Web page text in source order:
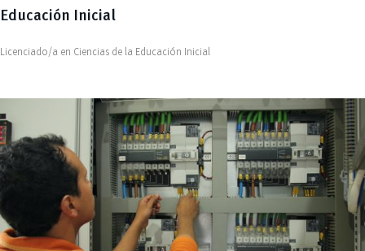
Educación Inicial
Licenciado/a en Ciencias de la Educación Inicial